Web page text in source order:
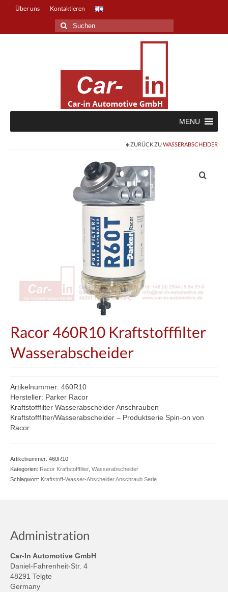
Über uns Kontaktieren
Suche
nach:
MENU
ZURÜCK ZUWASSERABSCHEIDER
Racor 460R10 Kraftstofffilter
Wasserabscheider
Artikelnummer: 460R10
Hersteller: Parker Racor
Kraftstofffilter Wasserabscheider Anschrauben
Kraftstofffilter/Wasserabscheider – Produktserie Spin-on von
Racor
Artikelnummer: 460R10
Kategorien: Racor Kraftstofffilter, Wasserabscheider
Schlagwort: Kraftstoff-Wasser-Abscheider Anschraub Serie
Administration
Car-In Automotive GmbH
Daniel-Fahrenheit-Str. 4
48291 Telgte
Germany